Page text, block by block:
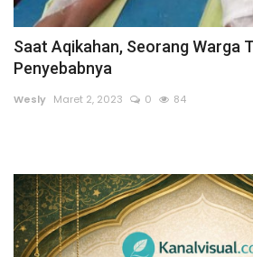
Saat Aqikahan, Seorang Warga
Penyebabnya
Wesly Maret 2, 2023 0 84